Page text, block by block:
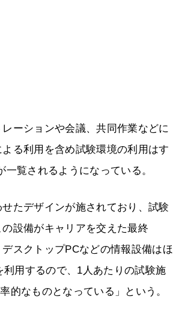
ーションや会議、共同作業などに
る利用を含め試験環境の利用はす
覧されるようになっている。
たデザインが施されており、試験
設備がキャリアを交えた最終
スクトップPCなどの情報設備はほ
用するので、1人あたりの試験施
的なものとなっている」という。